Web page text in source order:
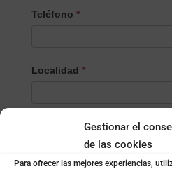
Gestionar el
de las cookies
Para ofrecer las mejores experiencias,
Teléfono *
Localidad *
¿Empresa o particular?*
Empresa
Particular